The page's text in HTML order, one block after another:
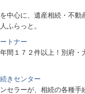
中心に、遺産相続・不動
ふらっと。
トナー
間１７２件以上！別府・
きセンター
セラーが、相続の各種手